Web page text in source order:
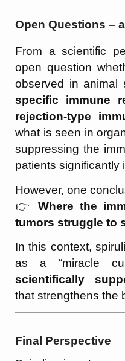
Open Questions –
From a scientific
open question
observed in animal
specific immune
rejection-type
what is seen in
suppressing the
patients significantly
However, one
👉Where the
tumors struggle to
In this context,
as a “miracle
scientifically
that strengthens the
Final Perspective